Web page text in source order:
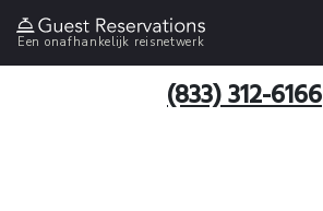
Een onafhankelijk reisnetwerk
(833) 312-6166